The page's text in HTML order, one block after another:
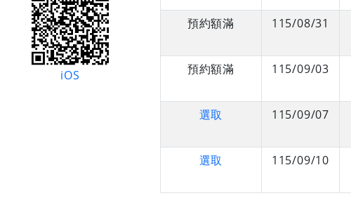
iOS
預約額滿
115/08/31
預約額滿
115/09/03
選取
115/09/07
選取
115/09/10